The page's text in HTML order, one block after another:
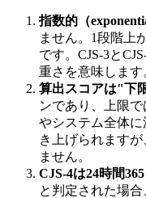
指数的（
ません。1段階上
です。CJS-3と
重さを意味します
算出スコアは"下
ンであり、上限
やシステム全体に
き上げられます
ません。
CJS-4は24時間
と判定された場合